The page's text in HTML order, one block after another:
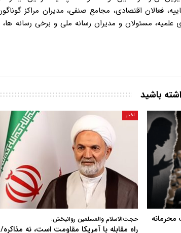
باشید
محرمانه
اخبار
حجت‌الاسلام والمسلمین روانبخش:
راه مقابله با آمریکا مقاومت است، نه مذاکره/